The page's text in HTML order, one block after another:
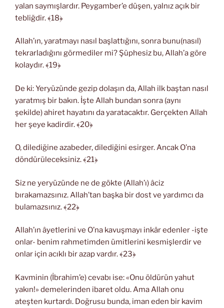
yalan saymışlardır. Peygamber’e düşen, yalnız açık bir
tebliğdir. ﴾18﴿
Allah’ın, yaratmayı nasıl başlattığını, sonra bunu(nasıl)
tekrarladığını görmediler mi? Şüphesiz bu, Allah’a göre
kolaydır. ﴾19﴿
De ki: Yeryüzünde gezip dolaşın da, Allah ilk baştan nasıl
yaratmış bir bakın. İşte Allah bundan sonra (aynı
şekilde) ahiret hayatını da yaratacaktır. Gerçekten Allah
her şeye kadirdir. ﴾20﴿
O, dilediğine azabeder, dilediğini esirger. Ancak O’na
döndürüleceksiniz. ﴾21﴿
Siz ne yeryüzünde ne de gökte (Allah’ı) âciz
bırakamazsınız. Allah’tan başka bir dost ve yardımcı da
bulamazsınız. ﴾22﴿
Allah’ın âyetlerini ve O’na kavuşmayı inkâr edenler -işte
onlar- benim rahmetimden ümitlerini kesmişlerdir ve
onlar için acıklı bir azap vardır. ﴾23﴿
Kavminin (İbrahim’e) cevabı ise: «Onu öldürün yahut
yakın!» demelerinden ibaret oldu. Ama Allah onu
ateşten kurtardı. Doğrusu bunda, iman eden bir kavim